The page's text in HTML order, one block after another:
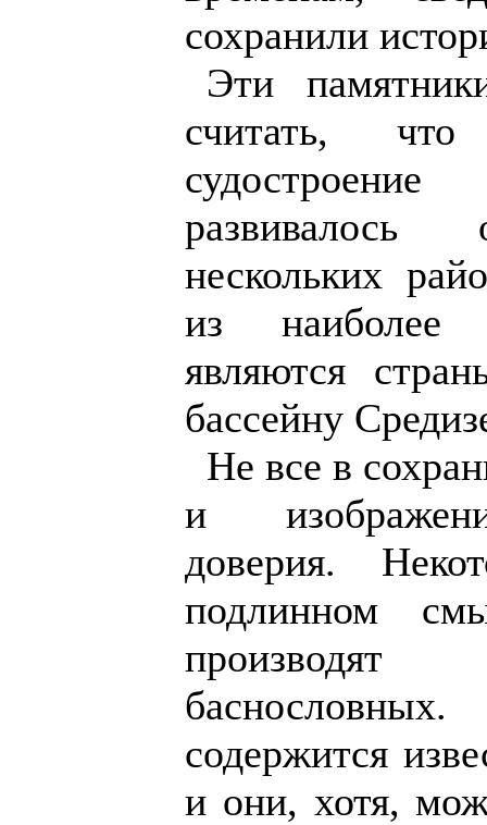
сохранили
Эти
считать,
развивалось
нескольких
из наиболее
являются
бассейну
Не все в
и
доверия.
подлинном
содержится
и они, хотя,